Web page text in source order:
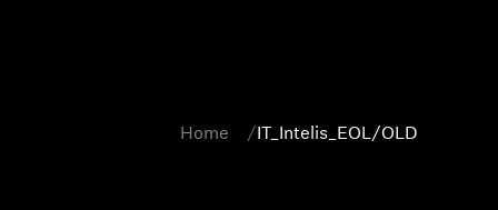
Home IT_Intelis_EOL/OLD